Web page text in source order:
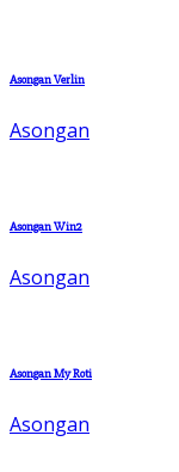
Asongan Verlin
Asongan
Asongan Win2
Asongan
Asongan My Roti
Asongan